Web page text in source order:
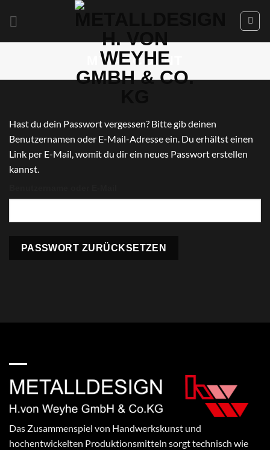
MY ACCOUNT
Hast du dein Passwort vergessen? Bitte gib deinen
Benutzernamen oder E-Mail-Adresse ein. Du erhältst einen
Link per E-Mail, womit du dir ein neues Passwort erstellen
kannst.
PASSWORT ZURÜCKSETZEN
Das Zusammenspiel von Handwerkskunst und
hochentwickelten Produktionsmitteln sorgt technisch wie